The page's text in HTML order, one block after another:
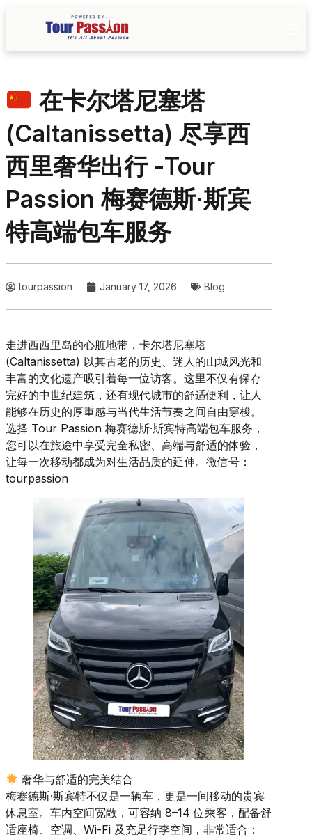
在卡尔塔尼塞塔
(Caltanissetta) 尽享西
西里奢华出行 -Tour
Passion 梅赛德斯·斯宾
特高端包车服务
tourpassion January 17, 2026 Blog
走进西西里岛的心脏地带，卡尔塔尼塞塔
(Caltanissetta) 以其古老的历史、迷人的山城风光和
丰富的文化遗产吸引着每一位访客。这里不仅有保存
完好的中世纪建筑，还有现代城市的舒适便利，让人
能够在历史的厚重感与当代生活节奏之间自由穿梭。
选择 Tour Passion 梅赛德斯·斯宾特高端包车服务，
您可以在旅途中享受完全私密、高端与舒适的体验，
让每一次移动都成为对生活品质的延伸。微信号：
tourpassion
奢华与舒适的完美结合
梅赛德斯·斯宾特不仅是一辆车，更是一间移动的贵宾
休息室。车内空间宽敞，可容纳 8–14 位乘客，配备舒
适座椅、空调、Wi-Fi 及充足行李空间，非常适合：